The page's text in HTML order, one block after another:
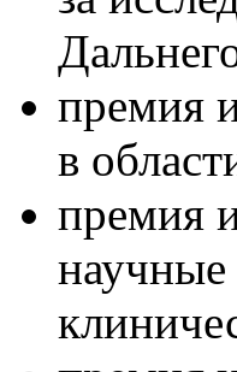
премия
в
премия
научные